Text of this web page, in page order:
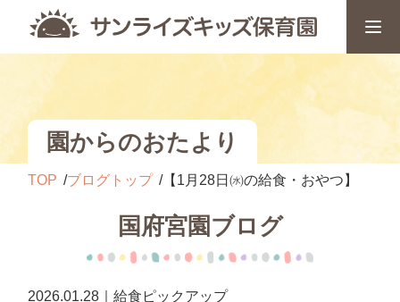
園からのおたより
TOP ブログトップ 【1月28日㈬の給食・おやつ】
国府宮園ブログ
2026.01.28｜給食ピックアップ